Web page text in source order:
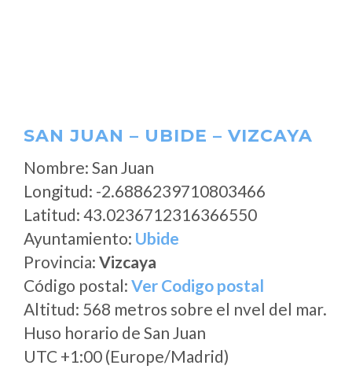
SAN JUAN – UBIDE – VIZCAYA
Nombre: San Juan
Longitud: -2.6886239710803466
Latitud: 43.0236712316366550
Ayuntamiento: Ubide
Provincia: Vizcaya
Código postal: Ver Codigo postal
Altitud: 568 metros sobre el nvel del mar.
Huso horario de San Juan
UTC +1:00 (Europe/Madrid)